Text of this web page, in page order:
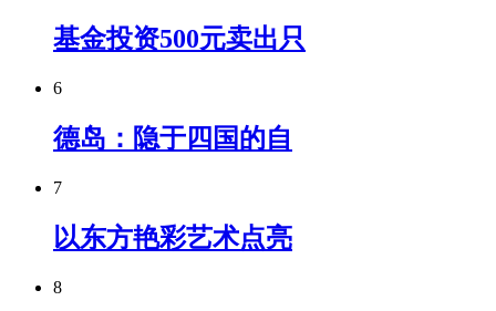
基金投资500元卖出只
6
德岛：隐于四国的自
7
以东方艳彩艺术点亮
8